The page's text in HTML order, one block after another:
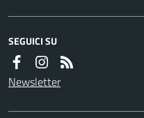
SEGUICI SU
Newsletter